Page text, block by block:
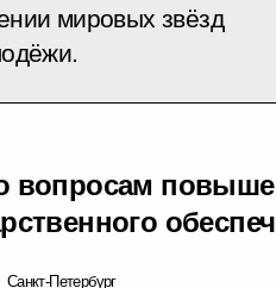
мировых звёзд
вопросам
Санкт-Петербург